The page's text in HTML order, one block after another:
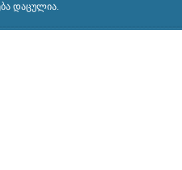
დაცულია.